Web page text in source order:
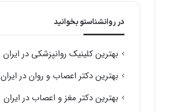
در روانشناستو بخوانید
بهترین کلینیک روانپزشکی در ایران
بهترین دکتر اعصاب و روان در ایران
بهترین دکتر مغز و اعصاب در ایران